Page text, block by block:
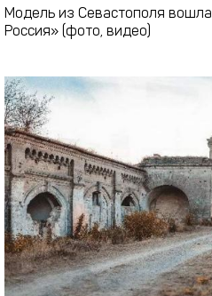
Модель из Севастополя
Россия» (фото, видео)